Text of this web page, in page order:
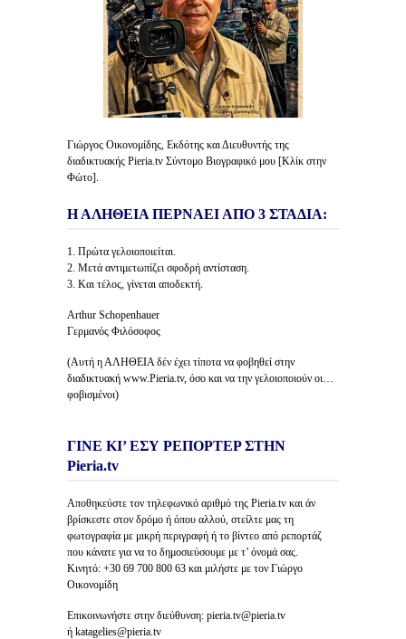
Γιώργος Οικονομίδης, Εκδότης και Διευθυντής της
διαδικτυακής Pieria.tv Σύντομο Βιογραφικό μου [Κλίκ στην
Φώτο].
Η ΑΛΗΘΕΙΑ ΠΕΡΝΑΕΙ ΑΠΟ 3 ΣΤΑΔΙΑ:
1. Πρώτα γελοιοποιείται.
2. Μετά αντιμετωπίζει σφοδρή αντίσταση.
3. Και τέλος, γίνεται αποδεκτή.
Arthur Schopenhauer
Γερμανός Φιλόσοφος
(Αυτή η ΑΛΗΘΕΙΑ δέν έχει τίποτα να φοβηθεί στην
διαδικτυακή www.Pieria.tv, όσο και να την γελοιοποιούν οι…
φοβισμένοι)
ΓΙΝΕ ΚΙ’ ΕΣΥ ΡΕΠΟΡΤΕΡ ΣΤΗΝ
Pieria.tv
Αποθηκεύστε τον τηλεφωνικό αριθμό της Pieria.tv και άν
βρίσκεστε στον δρόμο ή όπου αλλού, στείλτε μας τη
φωτογραφία με μικρή περιγραφή ή το βίντεο από ρεπορτάζ
που κάνατε για να το δημοσιεύσουμε με τ’ όνομά σας.
Κινητό: +30 69 700 800 63 και μιλήστε με τον Γιώργο
Οικονομίδη
Επικοινωνήστε στην διεύθυνση: pieria.tv@pieria.tv
ή katagelies@pieria.tv